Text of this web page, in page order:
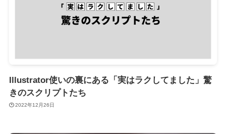
Illustrator使いの裏にある「実はラクしてました」驚
きのスクリプトたち
2022年12月26日